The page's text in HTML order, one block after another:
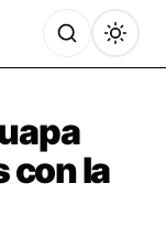
con la